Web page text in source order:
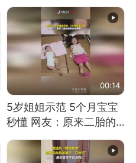
00:14
5岁姐姐示范 5个月宝宝
秒懂 网友：原来二胎的